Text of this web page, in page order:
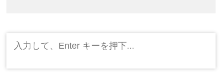
索: